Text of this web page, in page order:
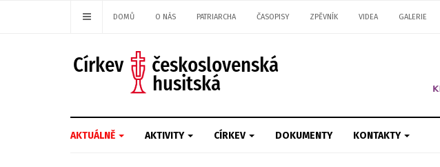
DOMŮ O NÁS PATRIARCHA ČASOPISY ZPĚVNÍK VIDEA GALERIE
AKTUÁLNĚ AKTIVITY CÍRKEV DOKUMENTY KONTAKTY